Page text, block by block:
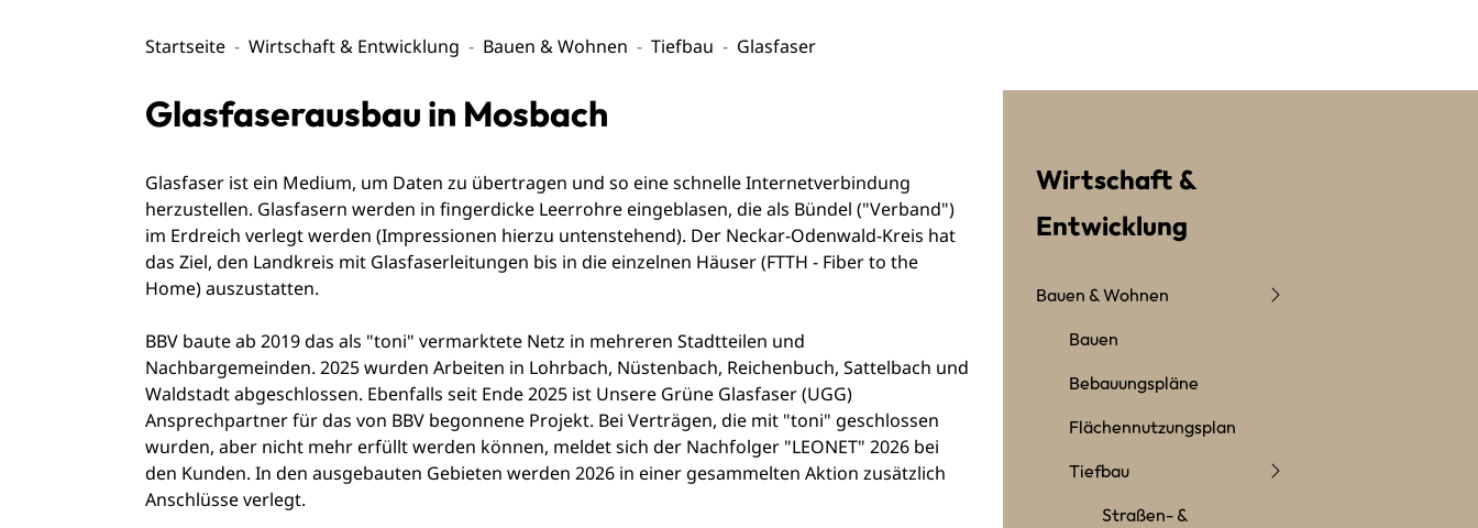
Startseite Wirtschaft & Entwicklung Bauen & Wohnen Tiefbau Glasfaser
Glasfaserausbau in Mosbach
Glasfaser ist ein Medium, um Daten zu übertragen und so eine schnelle Internetverbindung
herzustellen. Glasfasern werden in fingerdicke Leerrohre eingeblasen, die als Bündel ("Verband")
im Erdreich verlegt werden (Impressionen hierzu untenstehend). Der Neckar-Odenwald-Kreis hat
das Ziel, den Landkreis mit Glasfaserleitungen bis in die einzelnen Häuser (FTTH - Fiber to the
Home) auszustatten.
BBV baute ab 2019 das als "toni" vermarktete Netz in mehreren Stadtteilen und
Nachbargemeinden. 2025 wurden Arbeiten in Lohrbach, Nüstenbach, Reichenbuch, Sattelbach und
Waldstadt abgeschlossen. Ebenfalls seit Ende 2025 ist Unsere Grüne Glasfaser (UGG)
Ansprechpartner für das von BBV begonnene Projekt. Bei Verträgen, die mit "toni" geschlossen
wurden, aber nicht mehr erfüllt werden können, meldet sich der Nachfolger "LEONET" 2026 bei
den Kunden. In den ausgebauten Gebieten werden 2026 in einer gesammelten Aktion zusätzlich
Anschlüsse verlegt.
Wirtschaft &
Entwicklung
Bauen & Wohnen
Bauen
Bebauungspläne
Flächennutzungsplan
Tiefbau
Straßen- &